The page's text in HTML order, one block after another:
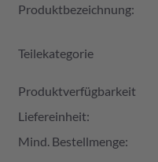
Produktbezeichnung:
Teilekategorie
Produktverfügbarkeit
Liefereinheit:
Mind. Bestellmenge: